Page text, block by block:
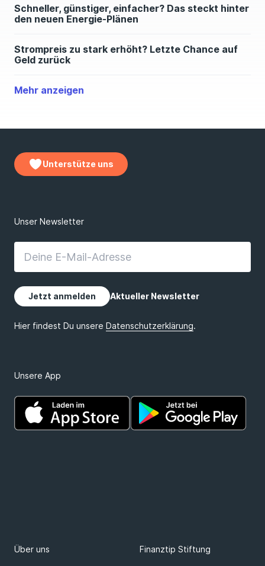
Schneller, günstiger, einfacher? Das steckt hinter
den neuen Energie-Plänen
Strompreis zu stark erhöht? Letzte Chance auf
Geld zurück
Mehr anzeigen
Urteil gegen Stromanbieter: Hol Dir jetzt Geld
zurück
Zu hohes Einkommen? Diese E-Auto-Förderung
THG-Prämie 2026 : Für Dein E-Auto winken 300
Euro Prämie pro Jahr
Risiko bei Photovoltaik: So planst Du jetzt richtig
für Kauf und Leasing Deines neuen E-Autos
Hol Dir bis zu 6.000 € E-Auto-Förderung: Antrag
Unterstütze uns
Unsere App
Über uns
Finanztip Stiftung